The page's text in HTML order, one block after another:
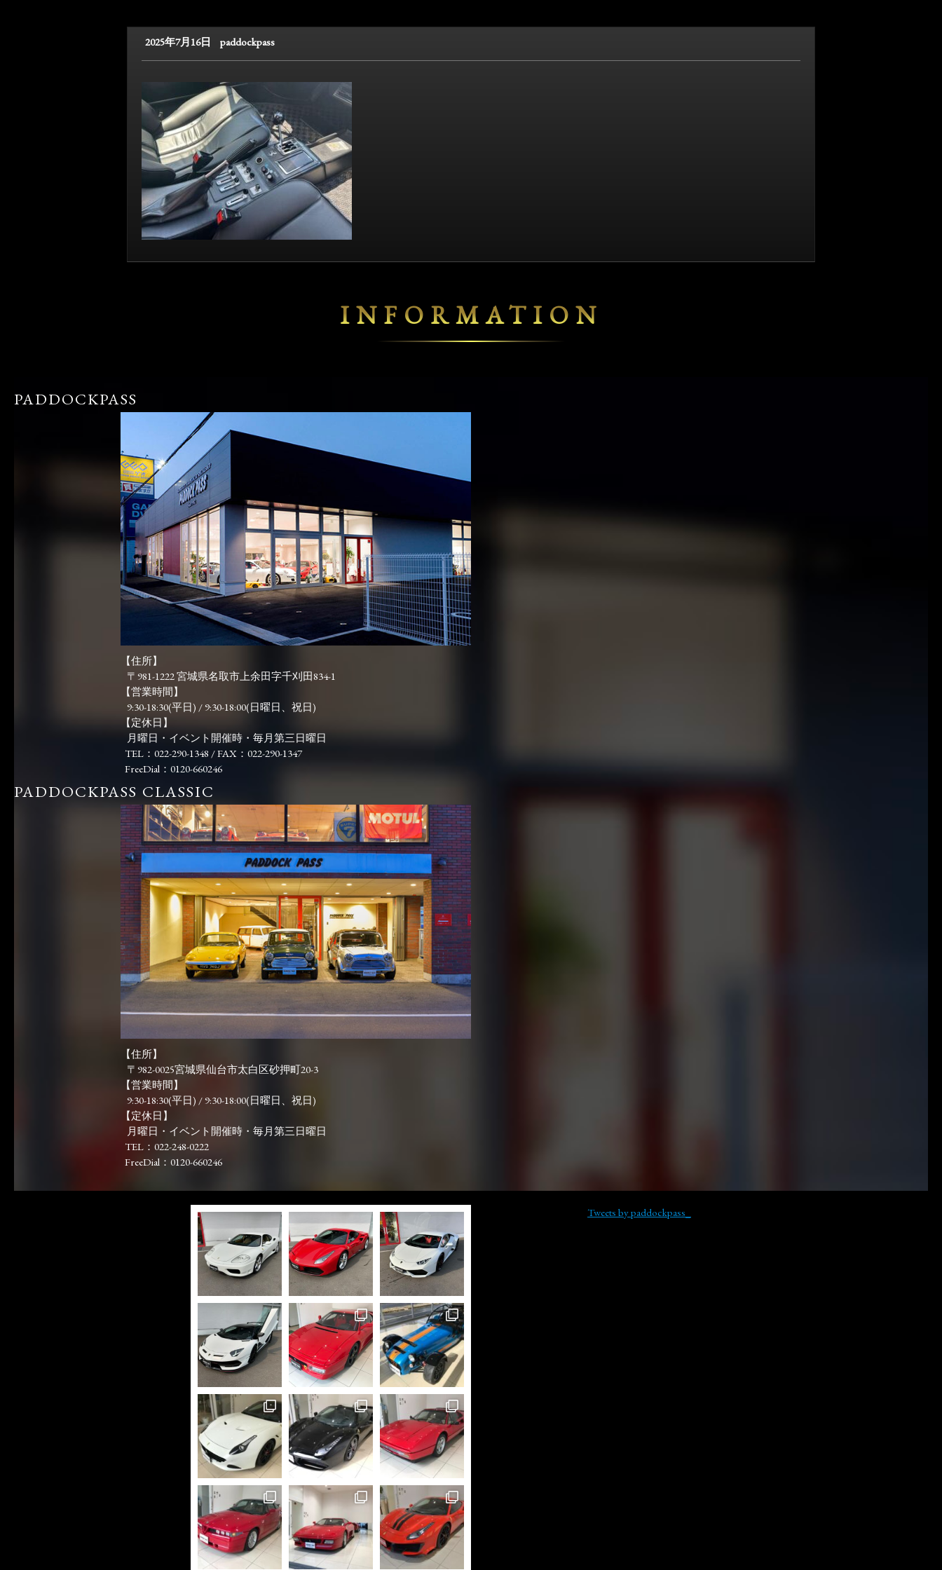
2025年7月16日 paddockpass
INFORMATION
PADDOCKPASS
【住所】
〒981-1222 宮城県名取市上余田字千刈田834-1
【営業時間】
9:30-18:30(平日) / 9:30-18:00(日曜日、祝日)
【定休日】
月曜日・イベント開催時・毎月第三日曜日
TEL：022-290-1348 / FAX：022-290-1347
FreeDial：0120-660246
PADDOCKPASS CLASSIC
【住所】
〒982-0025宮城県仙台市太白区砂押町20-3
【営業時間】
9:30-18:30(平日) / 9:30-18:00(日曜日、祝日)
【定休日】
月曜日・イベント開催時・毎月第三日曜日
TEL：022-248-0222
FreeDial：0120-660246
Tweets by paddockpass_